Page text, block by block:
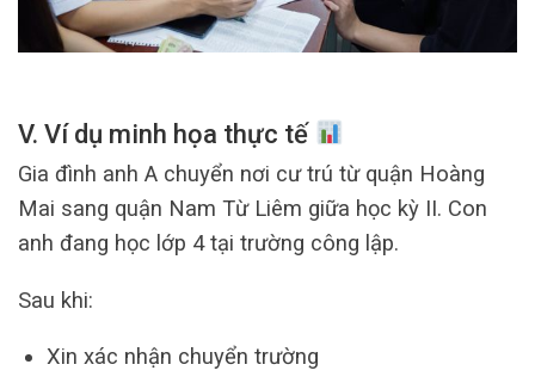
V. Ví dụ minh họa thực tế
Gia đình anh A chuyển nơi cư trú từ quận Hoàng
Mai sang quận Nam Từ Liêm giữa học kỳ II. Con
anh đang học lớp 4 tại trường công lập.
Sau khi:
Xin xác nhận chuyển trường